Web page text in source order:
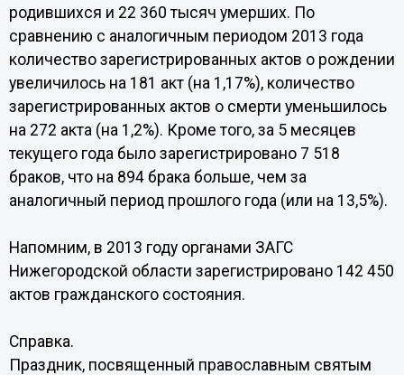
родившихся и 22 360 тысяч умерших. По
сравнению с аналогичным периодом 2013 года
количество зарегистрированных актов о рождении
увеличилось на 181 акт (на 1,17%), количество
зарегистрированных актов о смерти уменьшилось
на 272 акта (на 1,2%). Кроме того, за 5 месяцев
текущего года было зарегистрировано 7 518
браков, что на 894 брака больше, чем за
аналогичный период прошлого года (или на 13,5%).
Напомним, в 2013 году органами ЗАГС
Нижегородской области зарегистрировано 142 450
актов гражданского состояния.
Справка.
Праздник, посвященный православным святым